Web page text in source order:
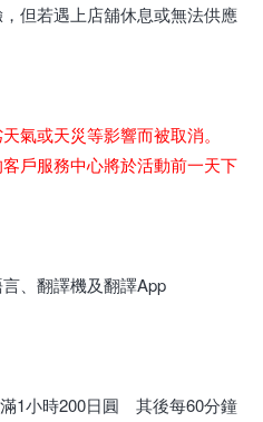
但若遇上店舖休息或無法供應
氣或天災等影響而被取消。
戶服務中心將於活動前一天下
、翻譯機及翻譯App
1小時200日圓 其後每60分鐘